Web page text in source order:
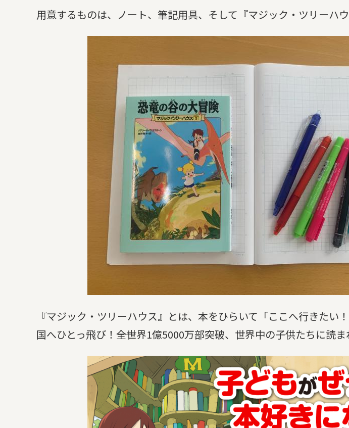
用意するものは、ノート、筆記用具、そして『マジック・ツリーハ
『マジック・ツリーハウス』とは、本をひらいて「ここへ行きたい
国へひとっ飛び！――全世界1億5000万部突破、世界中の子供たちに読